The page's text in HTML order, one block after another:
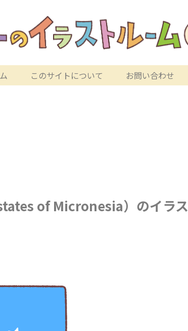
このサイトについて お問い合わせ
of Micronesia）のイラス